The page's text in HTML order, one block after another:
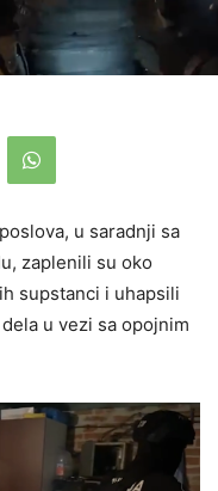
u saradnji sa
zaplenili su oko
supstanci i uhapsili
u vezi sa opojnim